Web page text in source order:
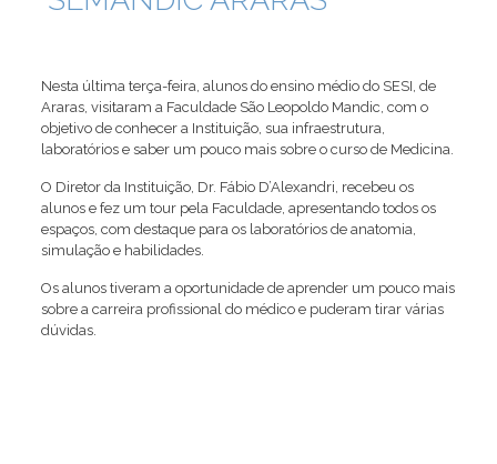
Nesta última terça-feira, alunos do ensino médio do SESI, de
Araras, visitaram a Faculdade São Leopoldo Mandic, com o
objetivo de conhecer a Instituição, sua infraestrutura,
laboratórios e saber um pouco mais sobre o curso de Medicina.
O Diretor da Instituição, Dr. Fábio D’Alexandri, recebeu os
alunos e fez um tour pela Faculdade, apresentando todos os
espaços, com destaque para os laboratórios de anatomia,
simulação e habilidades.
Os alunos tiveram a oportunidade de aprender um pouco mais
sobre a carreira profissional do médico e puderam tirar várias
dúvidas.